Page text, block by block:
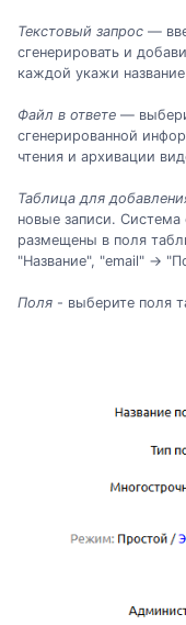
Текстовый запрос —
сгенерировать и
каждой укажи
Файл в ответе —
сгенерированной
чтения и архивации
Таблица для
новые записи. Система
размещены в поля
"Название", "email" ->
Поля - выберите поля